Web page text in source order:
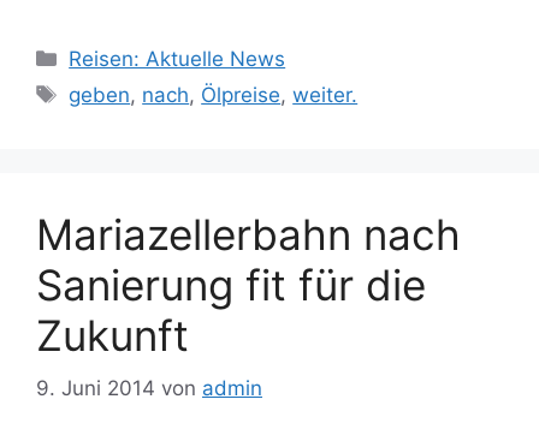
Kategorien
Reisen: Aktuelle News
Schlagwörter
geben, nach, Ölpreise,weiter.
Mariazellerbahn nach
Sanierung fit für die
Zukunft
9. Juni 2014 von admin